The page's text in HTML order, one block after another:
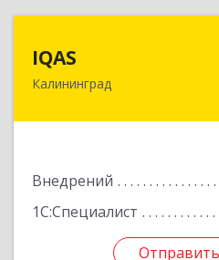
IQAS
Калининград
Внедрений
1С:Специалист
236006,